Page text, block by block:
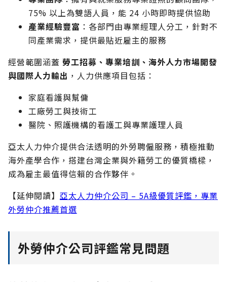
75% 以上為雙語人員，能 24 小時即時提供協助
產業經驗豐富 ：各部門由專業經理人分工，針對不
同產業需求，提供最貼近雇主的服務
經營範圍涵蓋 勞工招募、專業培訓、海外人力市場開發
與國際人力輸出 ，人力供應項目包括：
家庭看護與幫傭
工廠勞工與技術工
醫院、照護機構的看護工與專業護理人員
亞太人力仲介提供合法透明的外勞聘僱服務，積極推動
海外產學合作，搭建台灣企業與外籍勞工的優質橋樑，
成為雇主最值得信賴的合作夥伴。
【延伸閱讀】 亞太人力仲介公司 – 5A級優質評鑑，專業
外勞仲介推薦首選
外勞仲介公司評鑑常見問題